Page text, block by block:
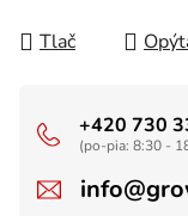
Tlač
+420 730
(po-pia: 8:30 -